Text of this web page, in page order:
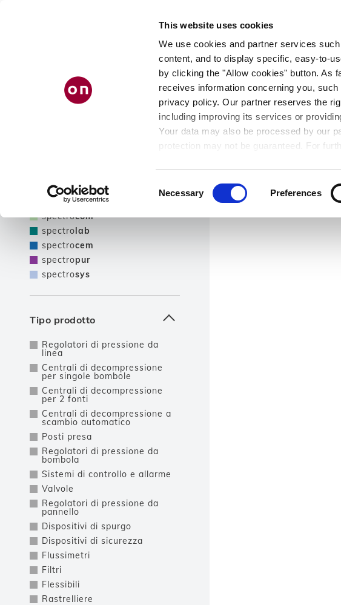
This website uses cookies
We use cookies and partner services
content, and to display specific, easy-to-
by clicking the "Allow cookies" button. As
receives information concerning you,
privacy policy. Our partner reserves the
including improving its services or
Your data may also be processed by our
protection may not be guaranteed. For
Selection
Necessary Preferences
RICERCA PRODOTTO
Mostra solo i prodotti NUOVI
spectrotec
spectrocom
spectrolab
spectrocem
spectropur
spectrosys
Tipo prodotto
Regolatori di pressione da
linea
Centrali di decompressione
per singole bombole
Centrali di decompressione
per 2 fonti
Centrali di decompressione a
scambio automatico
Posti presa
Regolatori di pressione da
bombola
Sistemi di controllo e allarme
Valvole
Regolatori di pressione da
pannello
Dispositivi di spurgo
Dispositivi di sicurezza
Flussimetri
Filtri
Flessibili
Rastrelliere
Filtra